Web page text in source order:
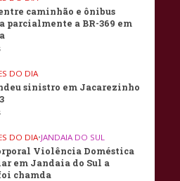
caminhão e ônibus
a BR-369 em
DO DIA
sinistro em Jacarezinho
DO DIA•JANDAIA DO SUL
Violência Doméstica
em Jandaia do Sul a
chamda